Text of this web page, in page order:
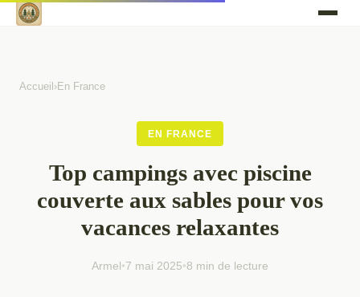
Accueil ›En France
EN FRANCE
Top campings avec piscine
couverte aux sables pour vos
vacances relaxantes
Armel•7 mai 2025•8 min de lecture